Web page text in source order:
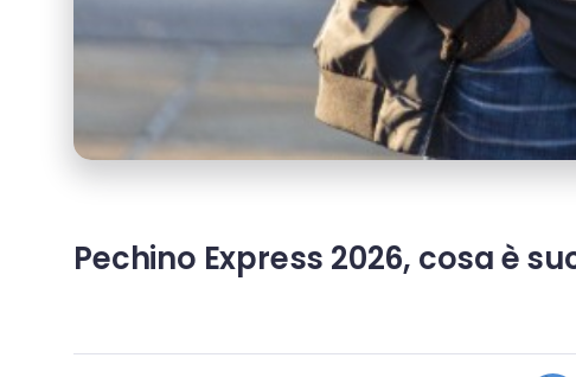
Pechino Express 2026, cosa è